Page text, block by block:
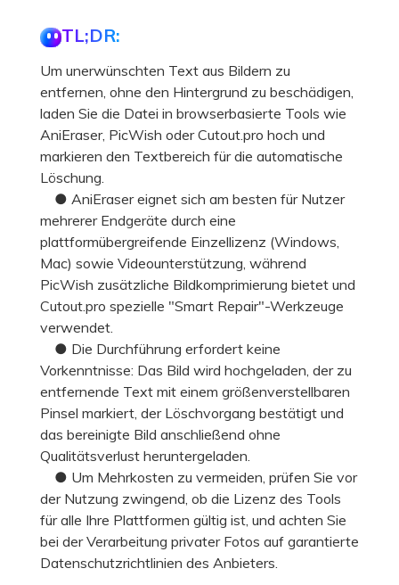
TL;DR:
Um unerwünschten Text aus Bildern zu
entfernen, ohne den Hintergrund zu beschädigen,
laden Sie die Datei in browserbasierte Tools wie
AniEraser, PicWish oder Cutout.pro hoch und
markieren den Textbereich für die automatische
Löschung.
● AniEraser eignet sich am besten für Nutzer
mehrerer Endgeräte durch eine
plattformübergreifende Einzellizenz (Windows,
Mac) sowie Videounterstützung, während
PicWish zusätzliche Bildkomprimierung bietet und
Cutout.pro spezielle "Smart Repair"-Werkzeuge
verwendet.
● Die Durchführung erfordert keine
Vorkenntnisse: Das Bild wird hochgeladen, der zu
entfernende Text mit einem größenverstellbaren
Pinsel markiert, der Löschvorgang bestätigt und
das bereinigte Bild anschließend ohne
Qualitätsverlust heruntergeladen.
● Um Mehrkosten zu vermeiden, prüfen Sie vor
der Nutzung zwingend, ob die Lizenz des Tools
für alle Ihre Plattformen gültig ist, und achten Sie
bei der Verarbeitung privater Fotos auf garantierte
Datenschutzrichtlinien des Anbieters.